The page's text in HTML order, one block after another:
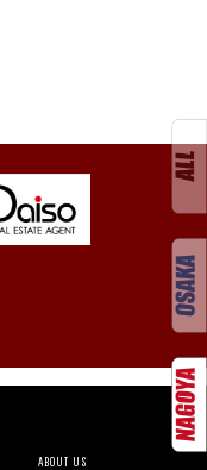
ABOUT US